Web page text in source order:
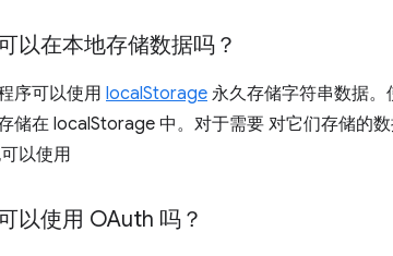
以在本地存储数据吗？
序可以使用 localStorage 永久存储字符串数据
储在 localStorage 中。对于需要 对它们存储的
可以使用
以使用 OAuth 吗？